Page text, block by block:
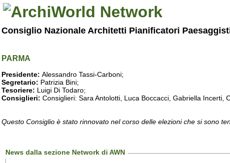
Consiglio Nazionale Architetti Pianificatori
PARMA
Presidente: Alessandro Tassi-Carboni;
Segretario: Patrizia Bini;
Tesoriere: Luigi Di Todaro;
Consiglieri: Consiglieri: Sara Antolotti, Luca Boccacci, Gabriella Incerti,
Questo Consiglio è stato rinnovato nel corso delle elezioni che si sono
News dalla sezione Network di AWN